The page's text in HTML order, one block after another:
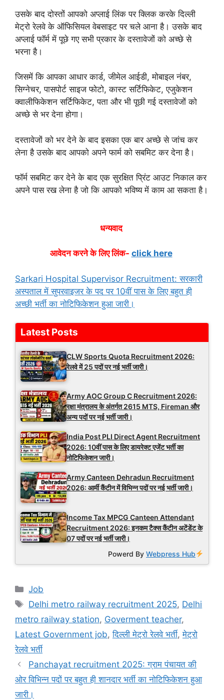
उसके बाद दोस्तों आपको अप्लाई लिंक पर क्लिक करके दिल्ली
मेट्रो रेलवे के ऑफिसियल वेबसाइट पर चले आना है।उसके बाद
अप्लाई फॉर्म में पूछे गए सभी प्रकार के दस्तावेजों को अच्छे से
भरना है।
जिसमें कि आपका आधार कार्ड, जीमेल आईडी, मोबाइल नंबर,
सिग्नेचर, पासपोर्ट साइज फोटो, कास्ट सर्टिफिकेट, एजुकेशन
क्वालीफिकेशन सर्टिफिकेट, पता और भी पूछी गई दस्तावेजों को
अच्छे से भर देना होगा।
दस्तावेजों को भर देने के बाद इसका एक बार अच्छे से जांच कर
लेना है उसके बाद आपको अपने फार्म को सबमिट कर देना है।
फॉर्म सबमिट कर देने के बाद एक सुरक्षित प्रिंट आउट निकाल कर
अपने पास रख लेना है जो कि आपको भविष्य में काम आ सकता है।
धन्यवाद
आवेदन करने के लिए लिंक- click here
Sarkari Hospital Supervisor Recruitment: सरकारी
अस्पताल में सुपरवाइजर के पद पर 10वीं पास के लिए बहुत ही
अच्छी भर्ती का नोटिफिकेशन हुआ जारी।
Latest Posts
CLW Sports Quota Recruitment 2026:
रेलवे में 25 पदों पर नई भर्ती जारी।
Army AOC Group C Recruitment 2026:
रक्षा मंत्रालय के अंतर्गत 2615 MTS, Fireman और
अन्य पदों पर नई भर्ती जारी।
India Post PLI Direct Agent Recruitment
2026: 10वीं पास के लिए डायरेक्ट एजेंट भर्ती का
नोटिफिकेशन जारी।
Army Canteen Dehradun Recruitment
2026: आर्मी कैंटीन में विभिन्न पदों पर नई भर्ती जारी।
Income Tax MPCG Canteen Attendant
Recruitment 2026: इनकम टैक्स कैंटीन अटेंडेंट के
07 पदों पर नई भर्ती जारी।
Powerd ByWebpress Hub
Categories
Job
Tags
Delhi metro railway recruitment 2025, Delhi
metro railway station, Goverment teacher,
Latest Government job,दिल्ली मेट्रो रेलवे भर्ती,मेट्रो
रेलवे भर्ती
Panchayat recruitment 2025: ग्राम पंचायत की
ओर विभिन्न पदों पर बहुत ही शानदार भर्ती का नोटिफिकेशन हुआ
जारी।